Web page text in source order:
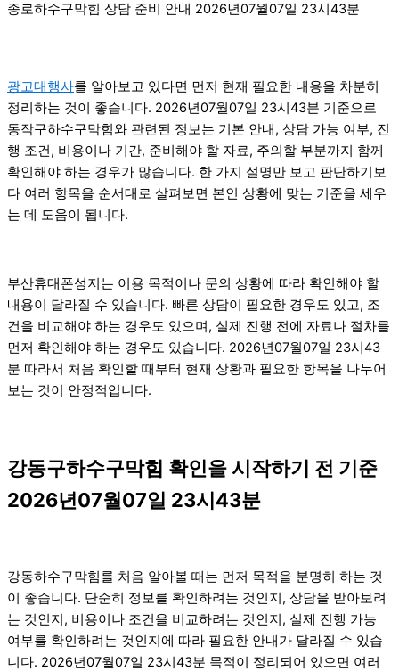
종로하수구막힘 상담 준비 안내 2026년07월07일 23시43분
광고대행사를 알아보고 있다면 먼저 현재 필요한 내용을 차분히
정리하는 것이 좋습니다. 2026년07월07일 23시43분 기준으로
동작구하수구막힘와 관련된 정보는 기본 안내, 상담 가능 여부, 진
행 조건, 비용이나 기간, 준비해야 할 자료, 주의할 부분까지 함께
확인해야 하는 경우가 많습니다. 한 가지 설명만 보고 판단하기보
다 여러 항목을 순서대로 살펴보면 본인 상황에 맞는 기준을 세우
는 데 도움이 됩니다.
부산휴대폰성지는 이용 목적이나 문의 상황에 따라 확인해야 할
내용이 달라질 수 있습니다. 빠른 상담이 필요한 경우도 있고, 조
건을 비교해야 하는 경우도 있으며, 실제 진행 전에 자료나 절차를
먼저 확인해야 하는 경우도 있습니다. 2026년07월07일 23시43
분 따라서 처음 확인할 때부터 현재 상황과 필요한 항목을 나누어
보는 것이 안정적입니다.
강동구하수구막힘 확인을 시작하기 전 기준
2026년07월07일 23시43분
강동하수구막힘를 처음 알아볼 때는 먼저 목적을 분명히 하는 것
이 좋습니다. 단순히 정보를 확인하려는 것인지, 상담을 받아보려
는 것인지, 비용이나 조건을 비교하려는 것인지, 실제 진행 가능
여부를 확인하려는 것인지에 따라 필요한 안내가 달라질 수 있습
니다. 2026년07월07일 23시43분 목적이 정리되어 있으면 여러